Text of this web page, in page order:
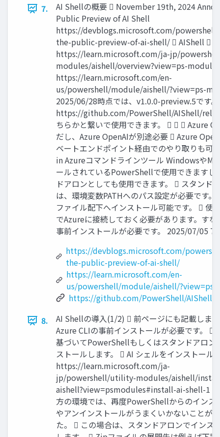
7.
AI Shellの概要  November 19th, 2024
Public Preview of AI Shell
https://devblogs.microsoft.com/
the-public-preview-of-ai-shell/  AIShell 
https://learn.microsoft.com/ja-jp/
modules/aishell/overview?view=ps-
https://learn.microsoft.com/en-
us/powershell/module/aishell/?view=ps-
2025/06/28時点では、v1.0.0-preview.5です。
https://github.com/PowerShell/AIShell/
ちらかと繋いで使用できます。    Azure
だし、Azure OpenAIが別途必要  Azure
ベートエンドポイント経由でのやり取りも可
in Azureコマンドラインツール Windowsや
ールされているPowerShellで使用できますし
ドアロンとしても使用できます。  スタンド
は、環境変数PATHへのパス設定が必要です。
ファイル配下へインストール可能です。  使
でAzureに接続しておく必要があります。す
事前インストールが必要です。 2025/07/05 7
https://devblogs.microsoft.com/
the-public-preview-of-ai-shell/
https://learn.microsoft.com/en-
us/powershell/module/aishell/?view=ps-
https://github.com/PowerShell/AIShell/
8.
AI Shellの導入(1/2)  前ページにも記載しま
Azure CLIの事前インストールが必要です。 
基づいてPowerShellもしくはスタンドアロン
ストールします。  AI シェルをインストール
https://learn.microsoft.com/ja-
jp/powershell/utility-modules/aishell/
aishell?view=psmodules#install-ai-shell-1 
方の環境では、再度PowerShellからのインス
やアンインストールがうまくいかないことが
た。  この場合は、スタンドアロンでインス